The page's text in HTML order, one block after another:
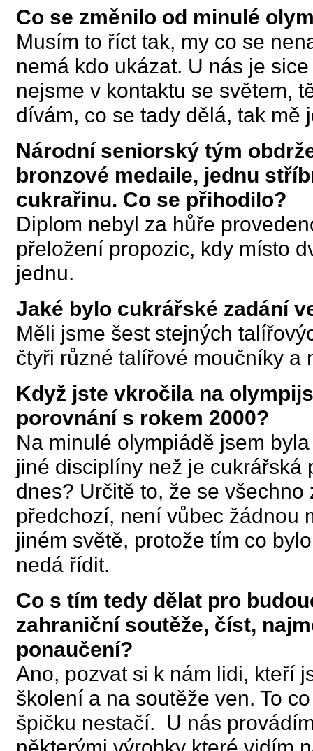
Co se změnilo od minulé
Musím to říct tak, my co se
nemá kdo ukázat. U nás je
nejsme v kontaktu se světem,
dívám, co se tady dělá, tak mě
Národní seniorský tým
bronzové medaile, jednu
cukrařinu. Co se přihodilo?
Diplom nebyl za hůře
přeložení propozic, kdy místo
jednu.
Jaké bylo cukrářské zadání
Měli jsme šest stejných
čtyři různé talířové moučníky a
Když jste vkročila na
porovnání s rokem 2000?
Na minulé olympiádě jsem
jiné disciplíny než je cukrářská
dnes? Určitě to, že se
předchozí, není vůbec žádnou
jiném světě, protože tím co
nedá řídit.
Co s tím tedy dělat pro
zahraniční soutěže, číst,
ponaučení?
Ano, pozvat si k nám lidi, kteří
školení a na soutěže ven. To
špičku nestačí. U nás